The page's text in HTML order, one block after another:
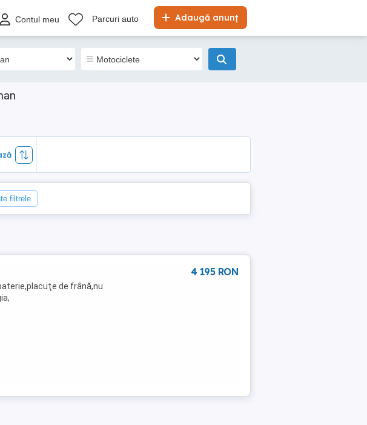
Adaugă anunț
Contul meu Parcuri auto
filtrele
de frână,nu
4 195 RON